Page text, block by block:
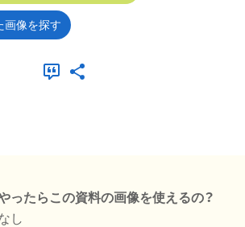
画像を探す
ったらこの資料の画像を使えるの？
し